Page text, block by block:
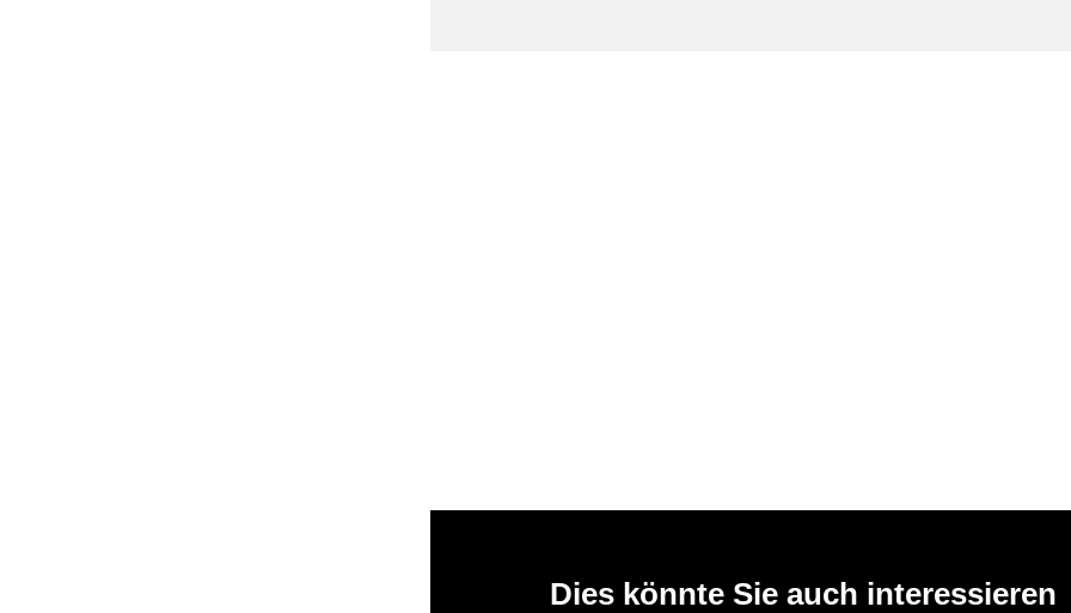
Dies könnte Sie auch interessieren